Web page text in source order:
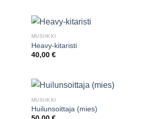
MUSIIKKI
Heavy-kitaristi
40,00 €
MUSIIKKI
Huilunsoittaja (mies)